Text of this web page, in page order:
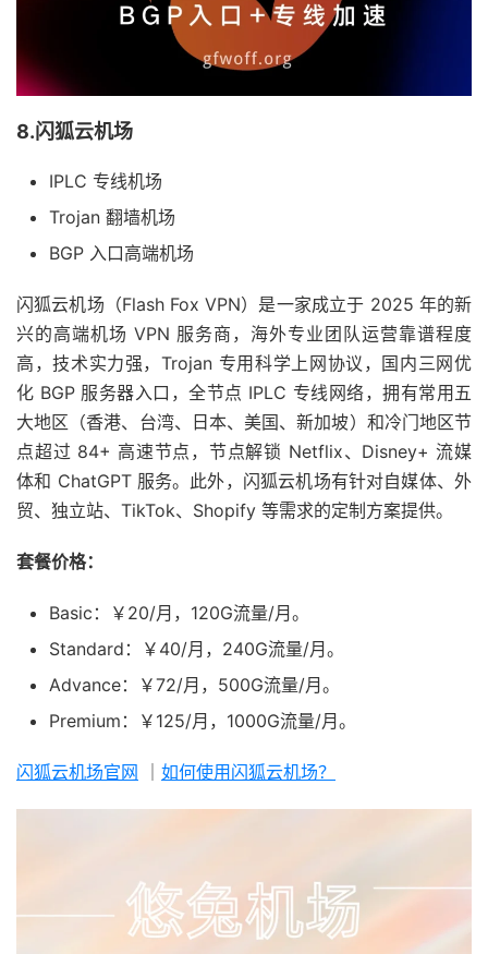
8.闪狐云机场
IPLC 专线机场
Trojan 翻墙机场
BGP 入口高端机场
闪狐云机场（Flash Fox VPN）是一家成立于 2025 年的新
兴的高端机场 VPN 服务商，海外专业团队运营靠谱程度
高，技术实力强，Trojan 专用科学上网协议，国内三网优
化 BGP 服务器入口，全节点 IPLC 专线网络，拥有常用五
大地区（香港、台湾、日本、美国、新加坡）和冷门地区节
点超过 84+ 高速节点，节点解锁 Netflix、Disney+ 流媒
体和 ChatGPT 服务。此外，闪狐云机场有针对自媒体、外
贸、独立站、TikTok、Shopify 等需求的定制方案提供。
套餐价格：
Basic：￥20/月，120G流量/月。
Standard：￥40/月，240G流量/月。
Advance：￥72/月，500G流量/月。
Premium：￥125/月，1000G流量/月。
闪狐云机场官网 如何使用闪狐云机场？